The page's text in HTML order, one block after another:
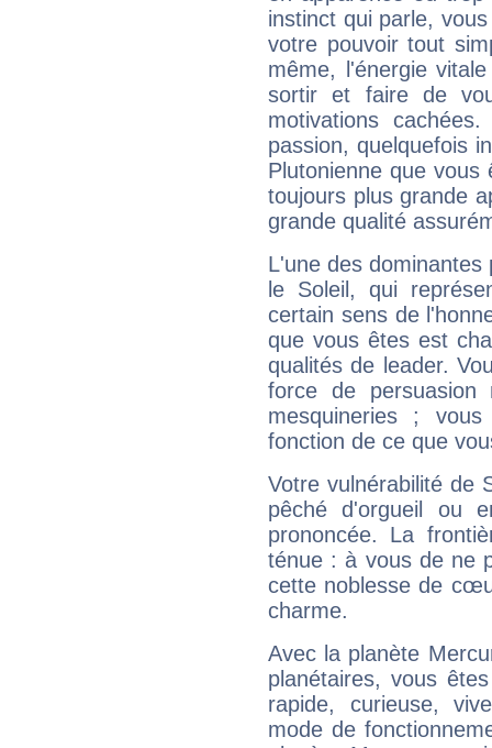
instinct qui parle,
votre pouvoir tout
même, l'énergie
sortir et faire de
motivations
passion, quelquefois
Plutonienne que
toujours plus grande
grande qualité
L'une des
le Soleil, qui
certain sens de
que vous êtes est
qualités de leader.
force de
mesquineries ;
fonction de ce que
Votre vulnérabilité de
pêché d'orgueil ou
prononcée. La
ténue : à vous de ne
cette noblesse de
charme.
Avec la planète
planétaires, vous
rapide, curieuse,
mode de